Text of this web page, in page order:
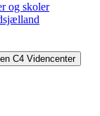
og skoler
C4 Videncenter